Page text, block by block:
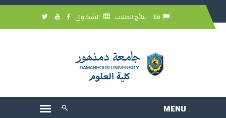
En نتائج الطلاب الشكاوى